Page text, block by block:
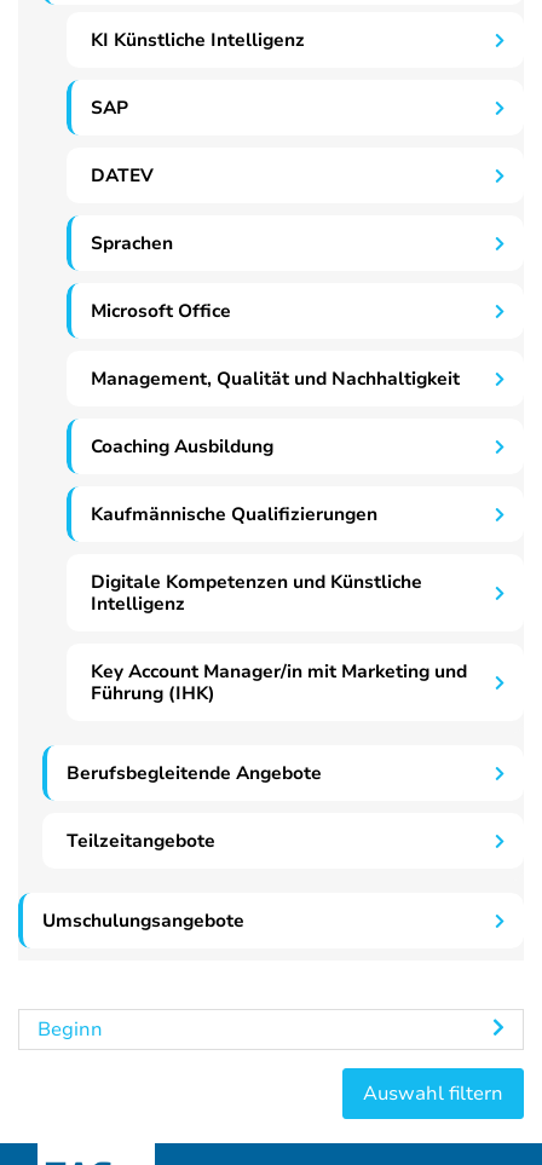
KI Künstliche Intelligenz
SAP
DATEV
Sprachen
Microsoft Office
Management, Qualität und Nachhaltigkeit
Coaching Ausbildung
Kaufmännische Qualifizierungen
Digitale Kompetenzen und Künstliche
Intelligenz
Key Account Manager/in mit Marketing und
Führung (IHK)
Berufsbegleitende Angebote
Teilzeitangebote
Umschulungsangebote
Beginn